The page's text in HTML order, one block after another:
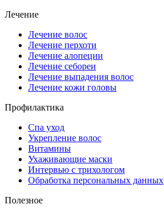
Лечение
Лечение волос
Лечение перхоти
Лечение алопеции
Лечение себореи
Лечение выпадения волос
Лечение кожи головы
Профилактика
Спа уход
Укрепление волос
Витамины
Ухаживающие маски
Интервью с трихологом
Обработка персональных данных
Полезное